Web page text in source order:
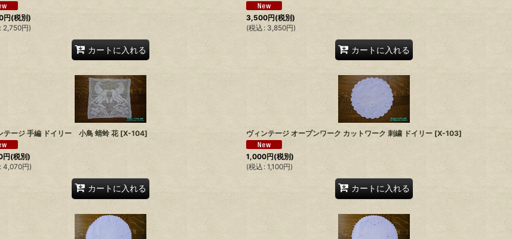
円(税別)
: 2,750円)
カートに入れる
3,500円(税別)
(税込 : 3,850円)
カートに入れる
テージ 手編 ドイリー 小鳥 蜻蛉 花 [X-104]
円(税別)
: 4,070円)
カートに入れる
ヴィンテージ オープンワーク カットワーク 刺繍 ドイリー [X-103]
1,000円(税別)
(税込 : 1,100円)
カートに入れる